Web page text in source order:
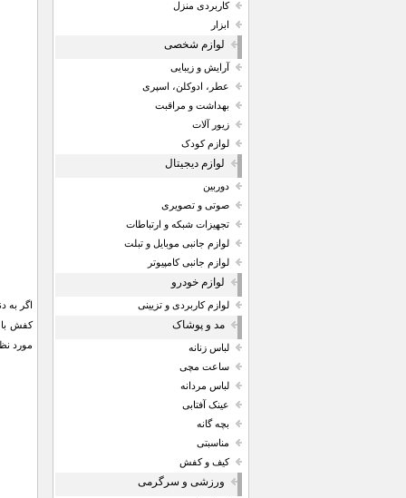
کاربردی منزل
ابزار
لوازم شخصی
آرایش و زیبایی
عطر، ادوکلن، اسپری
بهداشت و مراقبت
زیور آلات
لوازم کودک
لوازم دیجیتال
دوربین
صوتی و تصویری
تجهیزات شبکه و ارتباطات
لوازم جانبی موبایل و تبلت
لوازم جانبی کامپیوتر
لوازم خودرو
لوازم کاربردی و تزیینی
مد و پوشاک
لباس زنانه
ساعت مچی
لباس مردانه
عینک آفتابی
بچه گانه
مناسبتی
کیف و کفش
ورزشی و سرگرمی
اگر به
مورد